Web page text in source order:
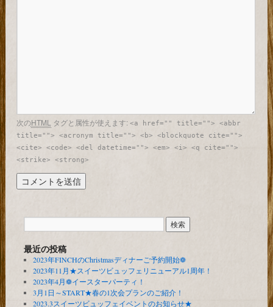
次のHTML タグと属性が使えます: <a href="" title=""> <abbr
title=""> <acronym title=""> <b> <blockquote cite="">
<cite> <code> <del datetime=""> <em> <i> <q cite="">
<strike> <strong>
最近の投稿
2023年FINCHのChristmasディナーご予約開始❁
2023年11月★スイーツビュッフェリニューアル1周年！
2023年4月❁イースターパーティ！
3月1日～START★春の1次会プランのご紹介！
2023.3スイーツビュッフェイベントのお知らせ★